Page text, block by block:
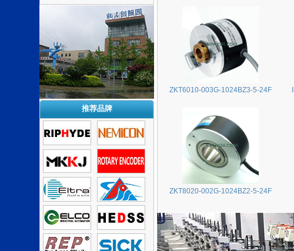
推荐品牌
ZKT6010-003G-1024BZ3-5-24F
ZKT8020-002G-1024BZ2-5-24F